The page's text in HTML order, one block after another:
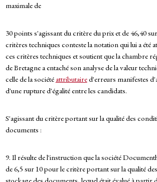
maximale de
30 points s'agissant du critère du prix et de 46,40
critères techniques conteste la notation qui lui a été
ces critères techniques et soutient que la chambre
de Bretagne a entaché son analyse de la valeur
celle de la sociétéattributaired'erreurs manifestes
d'une rupture d'égalité entre les candidats.
S'agissant du critère portant sur la qualité des
documents :
9. Il résulte de l'instruction que la société
de 6,5 sur 10 pour le critère portant sur la qualité